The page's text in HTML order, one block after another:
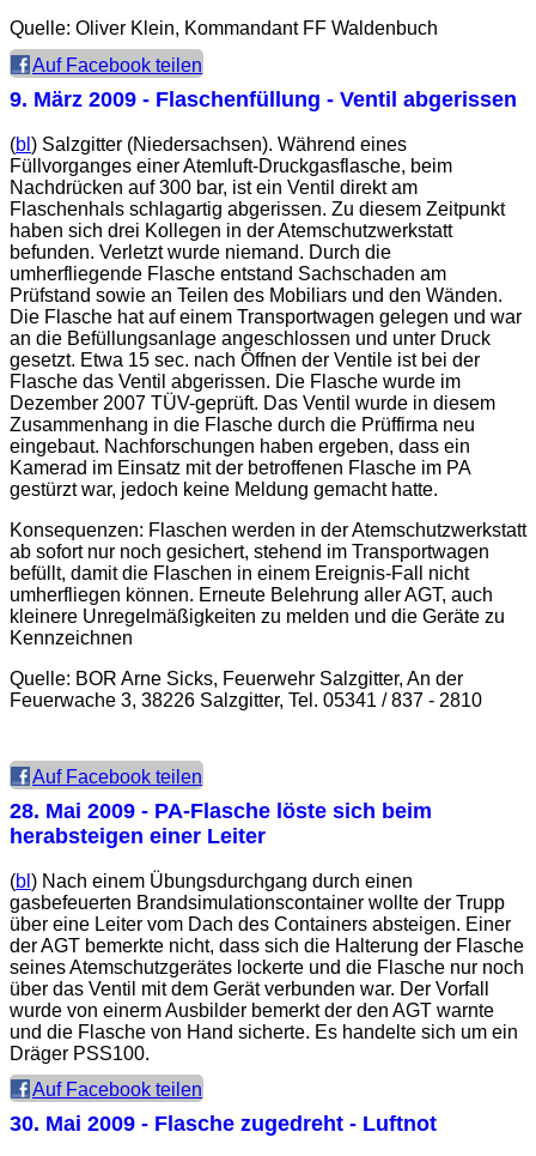
Quelle: Oliver Klein, Kommandant FF Waldenbuch
Auf Facebook teilen
9. März 2009 - Flaschenfüllung - Ventil abgerissen
(bl ) Salzgitter (Niedersachsen). Während eines
Füllvorganges einer Atemluft-Druckgasflasche, beim
Nachdrücken auf 300 bar, ist ein Ventil direkt am
Flaschenhals schlagartig abgerissen. Zu diesem Zeitpunkt
haben sich drei Kollegen in der Atemschutzwerkstatt
befunden. Verletzt wurde niemand. Durch die
umherfliegende Flasche entstand Sachschaden am
Prüfstand sowie an Teilen des Mobiliars und den Wänden.
Die Flasche hat auf einem Transportwagen gelegen und war
an die Befüllungsanlage angeschlossen und unter Druck
gesetzt. Etwa 15 sec. nach Öffnen der Ventile ist bei der
Flasche das Ventil abgerissen. Die Flasche wurde im
Dezember 2007 TÜV-geprüft. Das Ventil wurde in diesem
Zusammenhang in die Flasche durch die Prüffirma neu
eingebaut. Nachforschungen haben ergeben, dass ein
Kamerad im Einsatz mit der betroffenen Flasche im PA
gestürzt war, jedoch keine Meldung gemacht hatte.
Konsequenzen: Flaschen werden in der Atemschutzwerkstatt
ab sofort nur noch gesichert, stehend im Transportwagen
befüllt, damit die Flaschen in einem Ereignis-Fall nicht
umherfliegen können. Erneute Belehrung aller AGT, auch
kleinere Unregelmäßigkeiten zu melden und die Geräte zu
Kennzeichnen
Quelle: BOR Arne Sicks, Feuerwehr Salzgitter, An der
Feuerwache 3, 38226 Salzgitter, Tel. 05341 / 837 - 2810
Auf Facebook teilen
28. Mai 2009 - PA-Flasche löste sich beim
herabsteigen einer Leiter
(bl ) Nach einem Übungsdurchgang durch einen
gasbefeuerten Brandsimulationscontainer wollte der Trupp
über eine Leiter vom Dach des Containers absteigen. Einer
der AGT bemerkte nicht, dass sich die Halterung der Flasche
seines Atemschutzgerätes lockerte und die Flasche nur noch
über das Ventil mit dem Gerät verbunden war. Der Vorfall
wurde von einerm Ausbilder bemerkt der den AGT warnte
und die Flasche von Hand sicherte. Es handelte sich um ein
Dräger PSS100.
Auf Facebook teilen
30. Mai 2009 - Flasche zugedreht - Luftnot